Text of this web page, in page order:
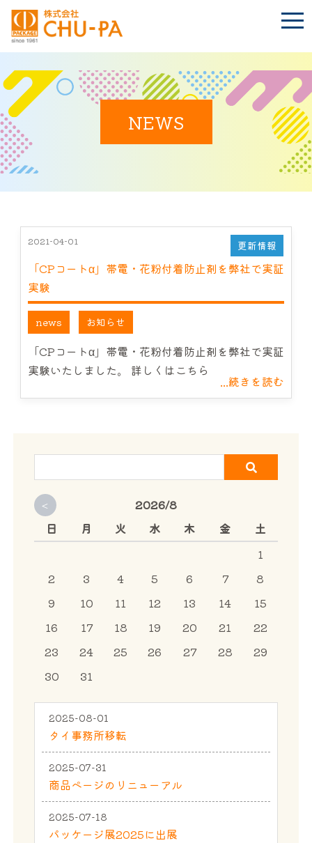
t
o
e
n
a
v
i
g
a
t
o
n
Language BLOG
会社案内
サービス案内
CHU-PAについて
NEWS
2021-04-01
「CPコートα」帯電・花粉付着防止剤を弊社で実証
実験
更新情報
news お知らせ
「CPコートα」帯電・花粉付着防止剤を弊社で実証
実験いたしました。 詳しくはこちら
...続きを読む
<
2026/8
日
月 火 水 木 金
土
1
2
3 4 5 6 7
8
9
10 11 12 13 14
15
16
17 18 19 20 21
22
23
24 25 26 27 28
29
30
31
2025-08-01
タイ事務所移転
2025-07-31
商品ページのリニューアル
2025-07-18
パッケージ展2025に出展